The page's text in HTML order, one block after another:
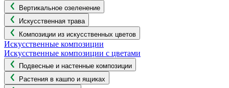
Вертикальное озеленение
Искусственная трава
Композиции из искусственных цветов
Искусственные композиции
Искусственные композиции с цветами
Подвесные и настенные композиции
Растения в кашпо и ящиках